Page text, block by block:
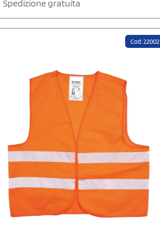
manipolazione di utensili, casse di legno,
cartone e plastica, stoccaggio e lavori
Spedizione gratuita
Cod: 22002